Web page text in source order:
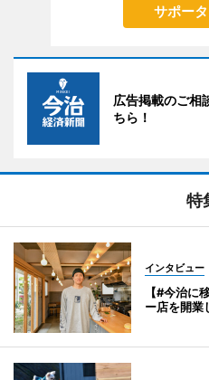
サポー
広告掲載のご相
ちら！
特
インタビュー
【#今治に
ー店を開業